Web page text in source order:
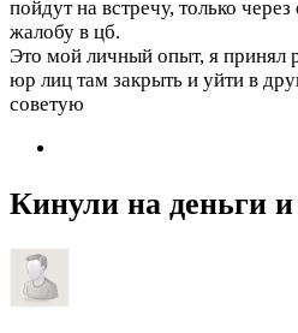
пойдут на встречу, только
жалобу в цб.
Это мой личный опыт, я принял
юр лиц там закрыть и уйти в
советую
Кинули на деньги